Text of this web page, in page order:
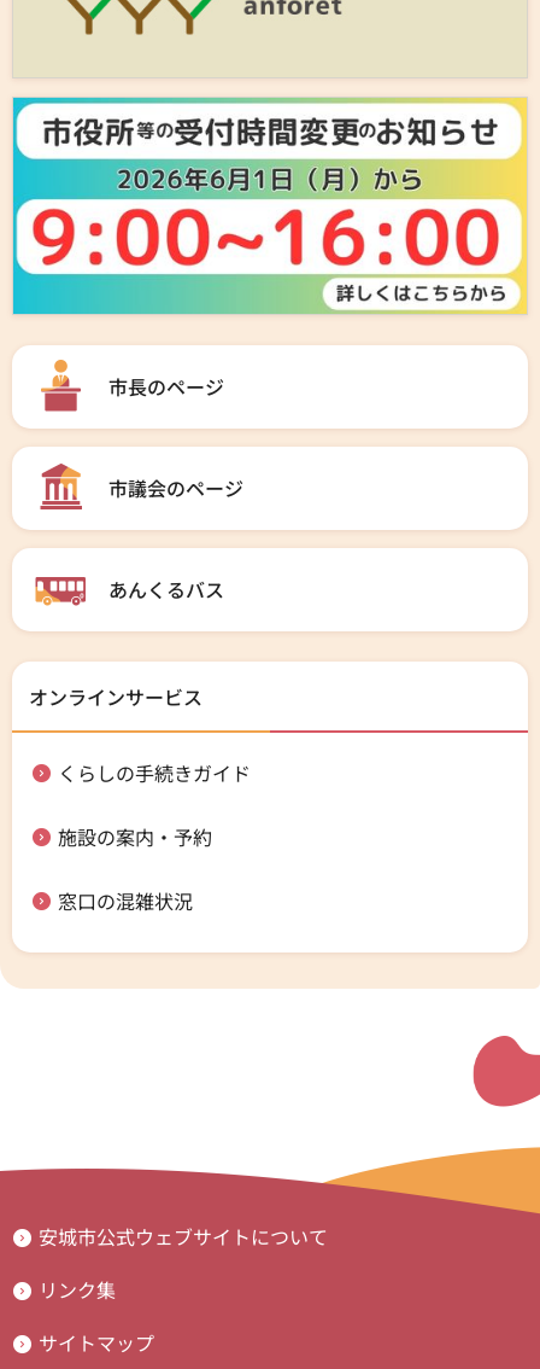
市長のページ
市議会のページ
あんくるバス
オンラインサービス
くらしの手続きガイド
施設の案内・予約
窓口の混雑状況
安城市公式ウェブサイトについて
リンク集
サイトマップ